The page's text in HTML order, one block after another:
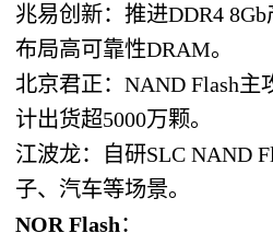
兆易创新：推进DDR4 8Gb
布局高可靠性DRAM。
北京君正：NAND Flash主
计出货超5000万颗。
江波龙：自研SLC NAND
子、汽车等场景。
NOR Flash：